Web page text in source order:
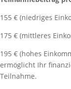
155 € (niedriges
175 € (mittleres
195 € (hohes
ermöglicht Ihr
Teilnahme.